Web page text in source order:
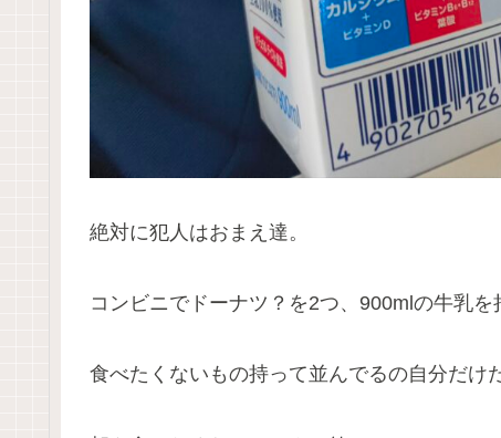
絶対に犯人はおまえ達。
コンビニでドーナツ？を2つ、900mlの牛乳を
食べたくないもの持って並んでるの自分だけ